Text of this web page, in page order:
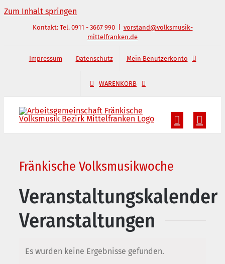
Zum Inhalt springen
Kontakt: Tel. 0911 - 3667 990
vorstand@volksmusik-
mittelfranken.de
Impressum Datenschutz Mein Benutzerkonto
WARENKORB
Fränkische Volksmusikwoche
Veranstaltungskalender
Veranstaltungen
Es wurden keine Ergebnisse gefunden.